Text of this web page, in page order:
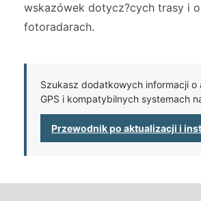
wskazówek dotycz?cych trasy i
fotoradarach.
Szukasz dodatkowych informacji o
GPS i kompatybilnych systemach
Przewodnik po aktualizacji i